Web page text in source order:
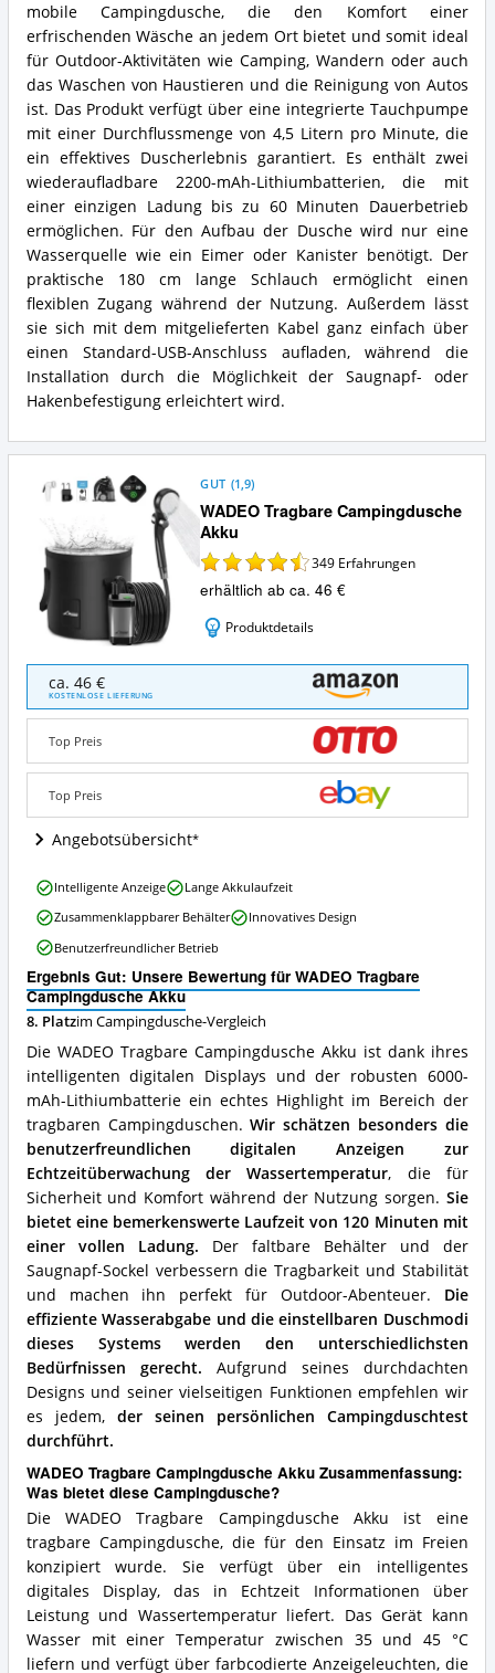
mobile Campingdusche, die den Komfort einer
erfrischenden Wäsche an jedem Ort bietet und somit ideal
für Outdoor-Aktivitäten wie Camping, Wandern oder auch
das Waschen von Haustieren und die Reinigung von Autos
ist. Das Produkt verfügt über eine integrierte Tauchpumpe
mit einer Durchflussmenge von 4,5 Litern pro Minute, die
ein effektives Duscherlebnis garantiert. Es enthält zwei
wiederaufladbare 2200-mAh-Lithiumbatterien, die mit
einer einzigen Ladung bis zu 60 Minuten Dauerbetrieb
ermöglichen. Für den Aufbau der Dusche wird nur eine
Wasserquelle wie ein Eimer oder Kanister benötigt. Der
praktische 180 cm lange Schlauch ermöglicht einen
flexiblen Zugang während der Nutzung. Außerdem lässt
sie sich mit dem mitgelieferten Kabel ganz einfach über
einen Standard-USB-Anschluss aufladen, während die
Installation durch die Möglichkeit der Saugnapf- oder
Hakenbefestigung erleichtert wird.
WADEO Tragbare Campingdusche
Akku
GUT (1,9)
349 Erfahrungen
erhältlich ab ca. 46 €
Produktdetails
WADEO
Tragbare
Campingdusche
Akku
Angebote:
Wo
diese
Campingdusche
erhältlich?
ca. 46 €
KOSTENLOSE LIEFERUNG
Top Preis
Top Preis
Angebotsübersicht
Ergebnis Gut: Unsere Bewertung für WADEO Tragbare
Campingdusche Akku
8. Platzim Campingdusche-Vergleich
Die WADEO Tragbare Campingdusche Akku ist dank ihres
intelligenten digitalen Displays und der robusten 6000-
mAh-Lithiumbatterie ein echtes Highlight im Bereich der
tragbaren Campingduschen.Wir schätzen besonders die
benutzerfreundlichen digitalen Anzeigen zur
Echtzeitüberwachung der Wassertemperatur, die für
Sicherheit und Komfort während der Nutzung sorgen. Sie
bietet eine bemerkenswerte Laufzeit von 120 Minuten mit
einer vollen Ladung. Der faltbare Behälter und der
Saugnapf-Sockel verbessern die Tragbarkeit und Stabilität
und machen ihn perfekt für Outdoor-Abenteuer. Die
effiziente Wasserabgabe und die einstellbaren Duschmodi
dieses Systems werden den unterschiedlichsten
Bedürfnissen gerecht. Aufgrund seines durchdachten
Designs und seiner vielseitigen Funktionen empfehlen wir
es jedem, der seinen persönlichen Campingduschtest
durchführt.
WADEO Tragbare Campingdusche Akku Zusammenfassung:
Was bietet diese Campingdusche?
Die WADEO Tragbare Campingdusche Akku ist eine
tragbare Campingdusche, die für den Einsatz im Freien
konzipiert wurde. Sie verfügt über ein intelligentes
digitales Display, das in Echtzeit Informationen über
Leistung und Wassertemperatur liefert. Das Gerät kann
Wasser mit einer Temperatur zwischen 35 und 45 °C
liefern und verfügt über farbcodierte Anzeigeleuchten, die
WADEO
Tragbare
Campingdusche
Akku
Vorteile:
Was
spricht
für
diese
Campingdusche?
Intelligente Anzeige
Lange Akkulaufzeit
Zusammenklappbarer Behälter
Innovatives Design
Benutzerfreundlicher Betrieb